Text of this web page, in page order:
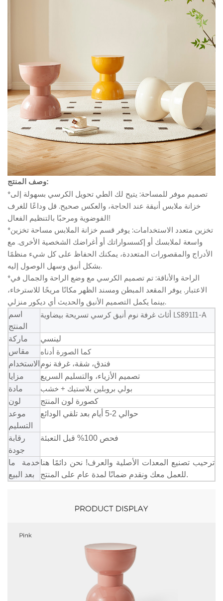
وصف المنتج:
*تصميم موفر للمساحة: يتيح لك الطي تحويل الكرسي بسهولة إلى
خزانة ملابس أنيقة عند الحاجة، والعكس صحيح. قل وداعًا للغرف
الفوضوية ومرحبًا بالتنظيم الفعال!
*تخزين متعدد الاستخدامات: يوفر قسم خزانة الملابس مساحة تخزين
واسعة لملابسك أو إكسسواراتك أو أغراضك الشخصية الأخرى. مع
الأدراج والمقصورات المتعددة، يمكنك الحفاظ على كل شيء منظمًا
بشكل أنيق وسهل الوصول إليه.
*الراحة والأناقة: تم تصميم الكرسي مع وضع الراحة والجمال في
الاعتبار. يوفر المقعد المبطن ومسند الظهر مكانًا مريحًا للاسترخاء،
بينما يكمل التصميم الأنيق والحديث أي ديكور منزلي.
اسم
المنتج
أثاث غرفة نوم أنيق كرسي تسريحة بيضاوية LS891I1-A
ماركة
لينسي
مقاس
الاستخدام فندق، شقة، غرفة نوم
مزايا
تصميم الأزياء، والتسليم السريع
مادة
بولي بروبلين بلاستيك + خشب
لون
كصورة لون المنتج
موعد
التسليم
حوالي 2-5 أيام بعد تلقي الودائع
رقابة
جودة
فحص 100% قبل التعبئة
خدمة ما
بعد البيع
ترحيب تصنيع المعدات الأصلية والعرف! نحن دائمًا هنا
للعمل معك ونقدم ضمانًا لمدة عام على المنتج.